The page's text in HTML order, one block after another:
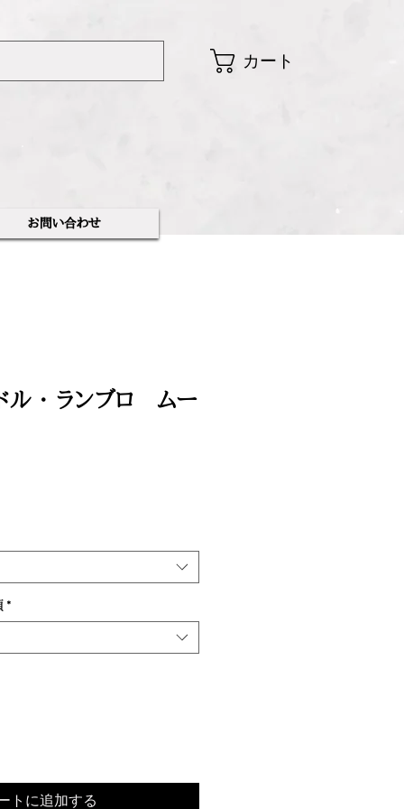
カート
​お問い合わせ
ル ・ ランブロ ムー
*
トに追加する